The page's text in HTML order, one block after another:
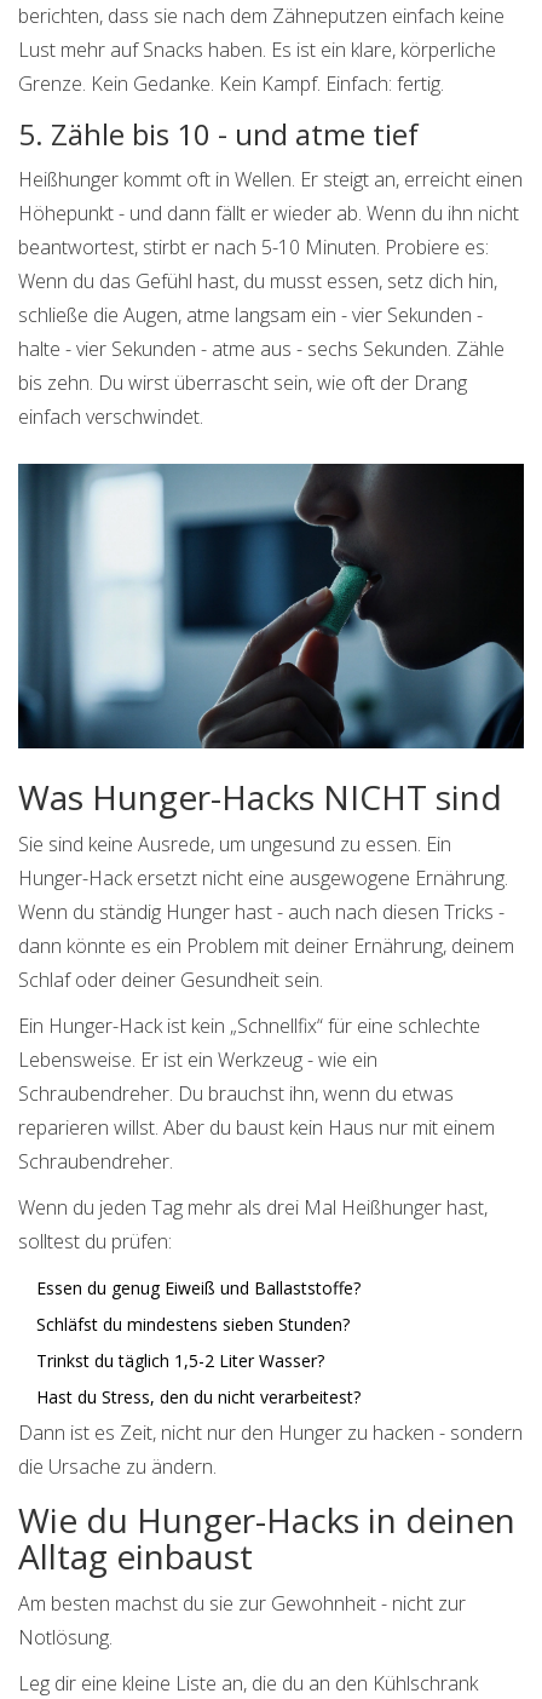
berichten, dass sie nach dem Zähneputzen einfach keine
Lust mehr auf Snacks haben. Es ist ein klare, körperliche
Grenze. Kein Gedanke. Kein Kampf. Einfach: fertig.
5. Zähle bis 10 - und atme tief
Heißhunger kommt oft in Wellen. Er steigt an, erreicht einen
Höhepunkt - und dann fällt er wieder ab. Wenn du ihn nicht
beantwortest, stirbt er nach 5-10 Minuten. Probiere es:
Wenn du das Gefühl hast, du musst essen, setz dich hin,
schließe die Augen, atme langsam ein - vier Sekunden -
halte - vier Sekunden - atme aus - sechs Sekunden. Zähle
bis zehn. Du wirst überrascht sein, wie oft der Drang
einfach verschwindet.
Was Hunger-Hacks NICHT sind
Sie sind keine Ausrede, um ungesund zu essen. Ein
Hunger-Hack ersetzt nicht eine ausgewogene Ernährung.
Wenn du ständig Hunger hast - auch nach diesen Tricks -
dann könnte es ein Problem mit deiner Ernährung, deinem
Schlaf oder deiner Gesundheit sein.
Ein Hunger-Hack ist kein „Schnellfix“ für eine schlechte
Lebensweise. Er ist ein Werkzeug - wie ein
Schraubendreher. Du brauchst ihn, wenn du etwas
reparieren willst. Aber du baust kein Haus nur mit einem
Schraubendreher.
Wenn du jeden Tag mehr als drei Mal Heißhunger hast,
solltest du prüfen:
Essen du genug Eiweiß und Ballaststoffe?
Schläfst du mindestens sieben Stunden?
Trinkst du täglich 1,5-2 Liter Wasser?
Hast du Stress, den du nicht verarbeitest?
Dann ist es Zeit, nicht nur den Hunger zu hacken - sondern
die Ursache zu ändern.
Wie du Hunger-Hacks in deinen
Alltag einbaust
Am besten machst du sie zur Gewohnheit - nicht zur
Notlösung.
Leg dir eine kleine Liste an, die du an den Kühlschrank